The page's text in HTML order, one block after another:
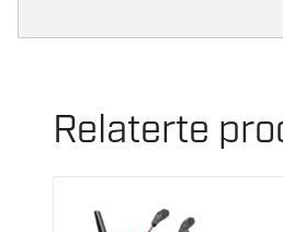
Relaterte